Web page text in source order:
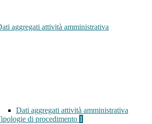
aggregati attività amministrativa
Dati aggregati attività amministrativa
di procedimento 1